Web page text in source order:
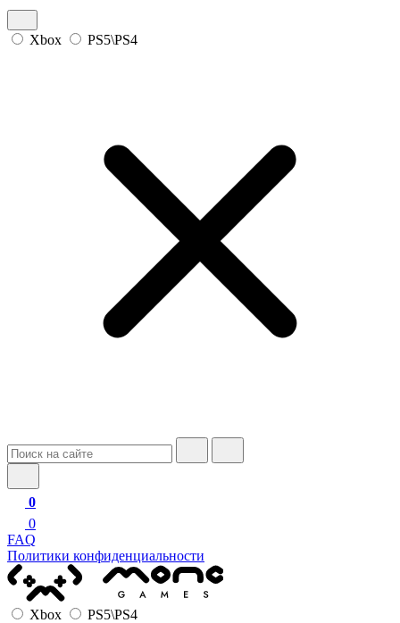
Xbox PS5\PS4
0
0
FAQ
Политики конфиденциальности
Xbox PS5\PS4